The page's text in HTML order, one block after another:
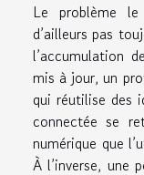
Le problème
d’ailleurs pas
l’accumulation
mis à jour, un
qui réutilise des
connectée se
numérique que
À l’inverse, une